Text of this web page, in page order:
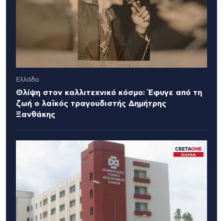
Ελλάδα
Θλίψη στον καλλιτεχνικό κόσμο: Έφυγε από τη
ζωή ο λαϊκός τραγουδιστής Δημήτρης
Ξανθάκης